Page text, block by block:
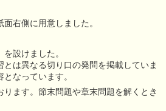
右側に用意しました。
を設けました。
は異なる切り口の発問を掲載していま
なっています。
ます。節末問題や章末問題を解くとき